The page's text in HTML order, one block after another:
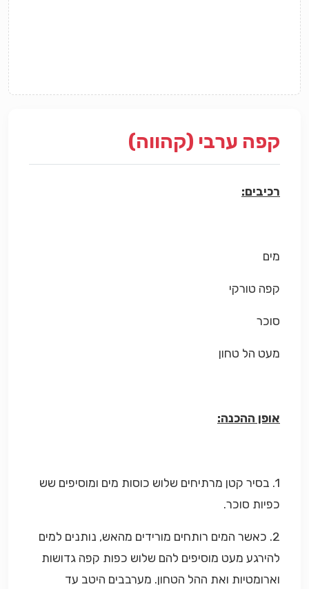
קפה ערבי (קהווה)
רכיבים:
מים
קפה טורקי
סוכר
מעט הל טחון
אופן ההכנה:
1. בסיר קטן מרתיחים שלוש כוסות מים ומוסיפים שש
כפיות סוכר.
2. כאשר המים רותחים מורידים מהאש, נותנים למים
להירגע מעט מוסיפים להם שלוש כפות קפה גדושות
וארומטיות ואת ההל הטחון. מערבבים היטב עד